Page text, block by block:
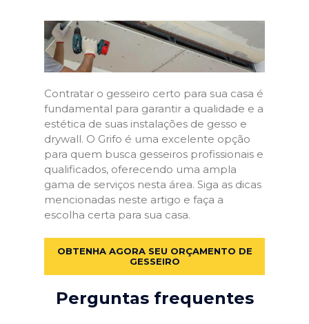
Contratar o gesseiro certo para sua casa é
fundamental para garantir a qualidade e a
estética de suas instalações de gesso e
drywall. O Grifo é uma excelente opção
para quem busca gesseiros profissionais e
qualificados, oferecendo uma ampla
gama de serviços nesta área. Siga as dicas
mencionadas neste artigo e faça a
escolha certa para sua casa.
OBTENHA AGORA SEU ORÇAMENTO DE
GESSEIRO
Perguntas frequentes